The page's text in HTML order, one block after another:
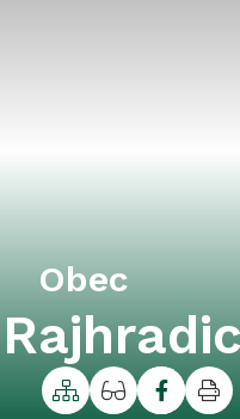
Obec
Mapa webu